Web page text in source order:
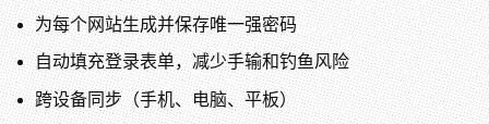
为每个网站生成并保存唯一强密码
自动填充登录表单，减少手输和钓鱼风险
跨设备同步（手机、电脑、平板）